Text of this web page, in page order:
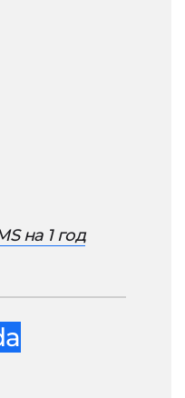
на 1 год